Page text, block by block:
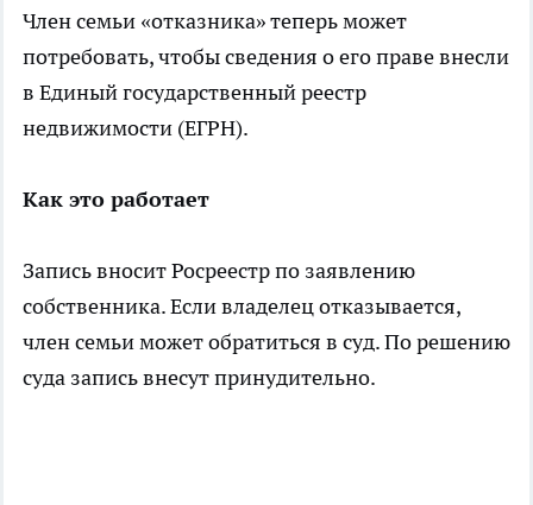
Член семьи «отказника» теперь может
потребовать, чтобы сведения о его праве внесли
в Единый государственный реестр
недвижимости (ЕГРН).
Как это работает
Запись вносит Росреестр по заявлению
собственника. Если владелец отказывается,
член семьи может обратиться в суд. По решению
суда запись внесут принудительно.